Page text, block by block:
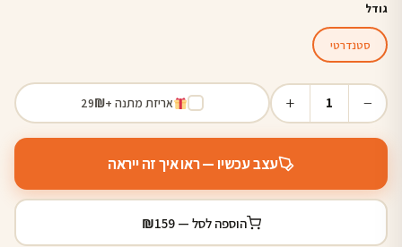
גודל
סטנדרטי
−
1
+ אריזת מתנה +₪
29
עצב עכשיו — ראו איך זה ייראה
הוספה לסל — ₪159